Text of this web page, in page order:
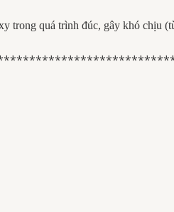
trong quá trình đúc, gây khó chịu